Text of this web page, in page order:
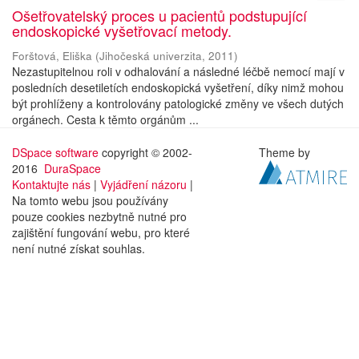
Ošetřovatelský proces u pacientů podstupující
endoskopické vyšetřovací metody.
Forštová, Eliška (Jihočeská univerzita, 2011)
Nezastupitelnou roli v odhalování a následné léčbě nemocí mají v
posledních desetiletích endoskopická vyšetření, díky nimž mohou
být prohlíženy a kontrolovány patologické změny ve všech dutých
orgánech. Cesta k těmto orgánům ...
DSpace software copyright © 2002-
2016 DuraSpace
Kontaktujte nás | Vyjádření názoru |
Na tomto webu jsou používány
pouze cookies nezbytně nutné pro
zajištění fungování webu, pro které
není nutné získat souhlas.
Theme by